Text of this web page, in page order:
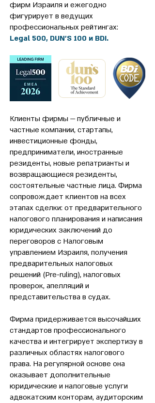
фирм Израиля и ежегодно
фигурирует в ведущих
профессиональных рейтингах:
Legal 500, DUN'S 100 и BDI.
Клиенты фирмы — публичные и
частные компании, стартапы,
инвестиционные фонды,
предприниматели, иностранные
резиденты, новые репатрианты и
возвращающиеся резиденты,
состоятельные частные лица. Фирма
сопровождает клиентов на всех
этапах сделки: от предварительного
налогового планирования и написания
юридических заключений до
переговоров с Налоговым
управлением Израиля, получения
предварительных налоговых
решений (Pre-ruling), налоговых
проверок, апелляций и
представительства в судах.
Фирма придерживается высочайших
стандартов профессионального
качества и интегрирует экспертизу в
различных областях налогового
права. На регулярной основе она
оказывает дополнительные
юридические и налоговые услуги
адвокатским конторам, аудиторским